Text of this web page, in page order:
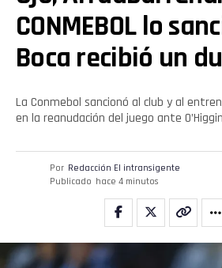
CONMEBOL lo
Boca recibió un
La Conmebol sancionó al club y al
en la reanudación del juego ante
Por Redacción El intransigente
Publicado hace 4 minutos